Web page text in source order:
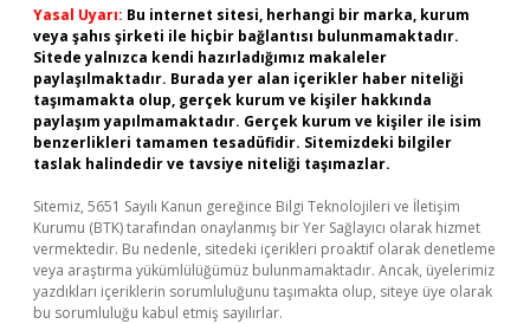
Yasal Uyarı: Bu internet sitesi, herhangi bir marka, kurum
veya şahıs şirketi ile hiçbir bağlantısı bulunmamaktadır.
Sitede yalnızca kendi hazırladığımız makaleler
paylaşılmaktadır. Burada yer alan içerikler haber niteliği
taşımamakta olup, gerçek kurum ve kişiler hakkında
paylaşım yapılmamaktadır. Gerçek kurum ve kişiler ile isim
benzerlikleri tamamen tesadüfidir. Sitemizdeki bilgiler
taslak halindedir ve tavsiye niteliği taşımazlar.
Sitemiz, 5651 Sayılı Kanun gereğince Bilgi Teknolojileri ve İletişim
Kurumu (BTK) tarafından onaylanmış bir Yer Sağlayıcı olarak hizmet
vermektedir. Bu nedenle, sitedeki içerikleri proaktif olarak denetleme
veya araştırma yükümlülüğümüz bulunmamaktadır. Ancak, üyelerimiz
yazdıkları içeriklerin sorumluluğunu taşımakta olup, siteye üye olarak
bu sorumluluğu kabul etmiş sayılırlar.